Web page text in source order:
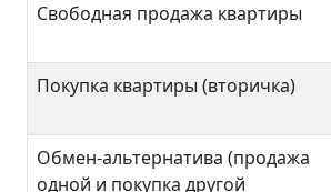
Свободная продажа квартиры
Покупка квартиры (вторичка)
Обмен-альтернатива (продажа
одной и покупка другой